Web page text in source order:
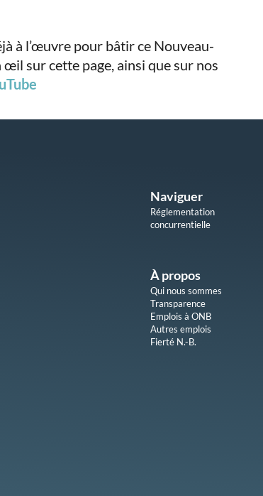
à l’œuvre pour bâtir ce Nouveau-
sur cette page, ainsi que sur nos
Naviguer
Réglementation
concurrentielle
À propos
Qui nous sommes
Transparence
Emplois à ONB
Autres emplois
Fierté N.-B.